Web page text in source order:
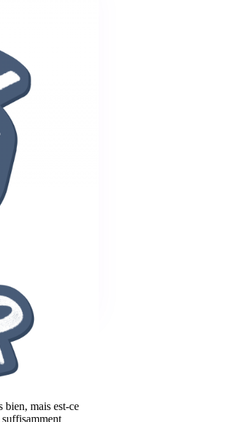
bien, mais est-ce